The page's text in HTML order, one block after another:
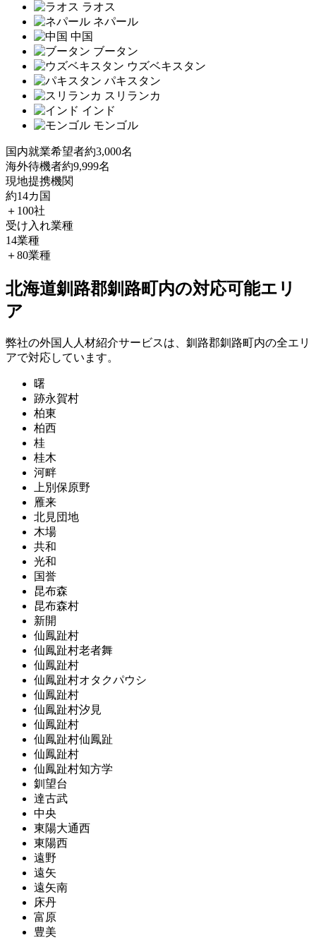
ラオス
ネパール
中国
ブータン
ウズベキスタン
パキスタン
スリランカ
インド
モンゴル
国内就業希望者約3,000名
海外待機者約9,999名
現地提携機関
約14カ国
＋100社
受け入れ業種
14業種
＋80業種
北海道釧路郡釧路町内の対応可能エリ
ア
弊社の外国人人材紹介サービスは、釧路郡釧路町内の全エリ
アで対応しています。
曙
跡永賀村
柏東
柏西
桂
桂木
河畔
上別保原野
雁来
北見団地
木場
共和
光和
国誉
昆布森
昆布森村
新開
仙鳳趾村
仙鳳趾村老者舞
仙鳳趾村
仙鳳趾村オタクパウシ
仙鳳趾村
仙鳳趾村汐見
仙鳳趾村
仙鳳趾村仙鳳趾
仙鳳趾村
仙鳳趾村知方学
釧望台
達古武
中央
東陽大通西
東陽西
遠野
遠矢
遠矢南
床丹
富原
豊美